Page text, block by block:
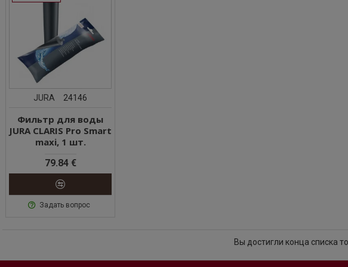
JURA 24146
Фильтр для воды
JURA CLARIS Pro Smart
maxi, 1 шт.
79.84 €
Задать вопрос
Вы достигли конца списка